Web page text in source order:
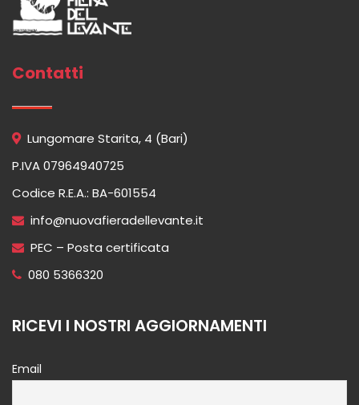
Contatti
Lungomare Starita, 4 (Bari)
P.IVA 07964940725
Codice R.E.A.: BA-601554
info@nuovafieradellevante.it
PEC – Posta certificata
080 5366320
RICEVI I NOSTRI AGGIORNAMENTI
Email